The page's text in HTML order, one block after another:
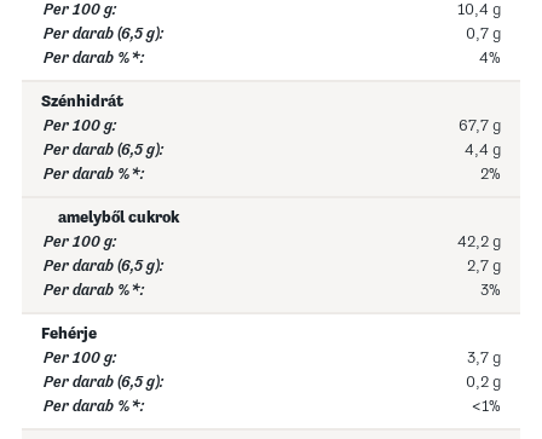
10,4 g
0,7 g
4%
Szénhidrát
67,7 g
4,4 g
2%
amelyből cukrok
42,2 g
2,7 g
3%
Fehérje
3,7 g
0,2 g
<1%